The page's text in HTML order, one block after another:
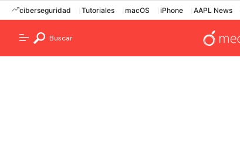
ciberseguridad Tutoriales macOS iPhone AAPL News
Buscar